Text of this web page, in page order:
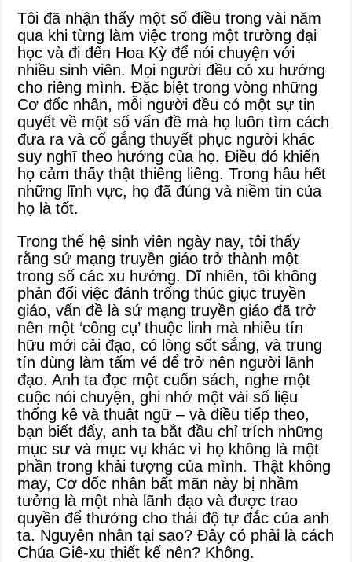
Tôi đã nhận thấy một số điều trong vài năm
qua khi từng làm việc trong một trường đại
học và đi đến Hoa Kỳ để nói chuyện với
nhiều sinh viên. Mọi người đều có xu hướng
cho riêng mình. Đặc biệt trong vòng những
Cơ đốc nhân, mỗi người đều có một sự tin
quyết về một số vấn đề mà họ luôn tìm cách
đưa ra và cố gắng thuyết phục người khác
suy nghĩ theo hướng của họ. Điều đó khiến
họ cảm thấy thật thiêng liêng. Trong hầu hết
những lĩnh vực, họ đã đúng và niềm tin của
họ là tốt.
Trong thế hệ sinh viên ngày nay, tôi thấy
rằng sứ mạng truyền giáo trở thành một
trong số các xu hướng. Dĩ nhiên, tôi không
phản đối việc đánh trống thúc giục truyền
giáo, vấn đề là sứ mạng truyền giáo đã trở
nên một ‘công cụ’ thuộc linh mà nhiều tín
hữu mới cải đạo, có lòng sốt sắng, và trung
tín dùng làm tấm vé để trở nên người lãnh
đạo. Anh ta đọc một cuốn sách, nghe một
cuộc nói chuyện, ghi nhớ một vài số liệu
thống kê và thuật ngữ – và điều tiếp theo,
bạn biết đấy, anh ta bắt đầu chỉ trích những
mục sư và mục vụ khác vì họ không là một
phần trong khải tượng của mình. Thật không
may, Cơ đốc nhân bất mãn này bị nhầm
tưởng là một nhà lãnh đạo và được trao
quyền để thưởng cho thái độ tự đắc của anh
ta. Nguyên nhân tại sao? Đây có phải là cách
Chúa Giê-xu thiết kế nên? Không.